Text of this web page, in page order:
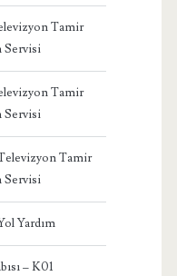
Tamir
Servisi
Tamir
Servisi
Tamir
Servisi
Yardım
– K01